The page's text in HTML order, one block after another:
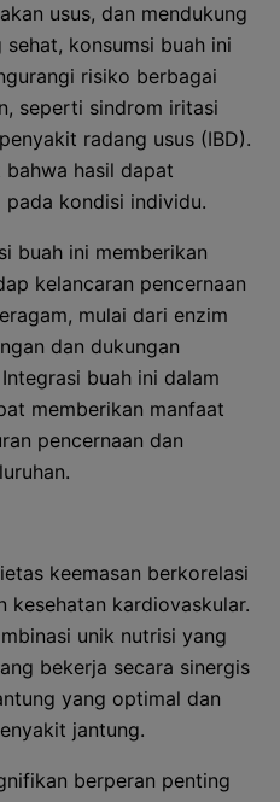
usus, dan mendukung
konsumsi buah ini
risiko berbagai
seperti sindrom iritasi
radang usus (IBD).
hasil dapat
kondisi individu.
buah ini memberikan
kelancaran pencernaan
mulai dari enzim
dan dukungan
buah ini dalam
memberikan manfaat
pencernaan dan
keemasan berkorelasi
kesehatan kardiovaskular.
unik nutrisi yang
bekerja secara sinergis
yang optimal dan
jantung.
berperan penting